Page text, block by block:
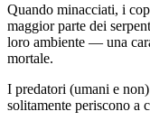
Quando minacciati, i
maggior parte dei
loro ambiente — una
mortale.
I predatori (umani e
solitamente periscono a